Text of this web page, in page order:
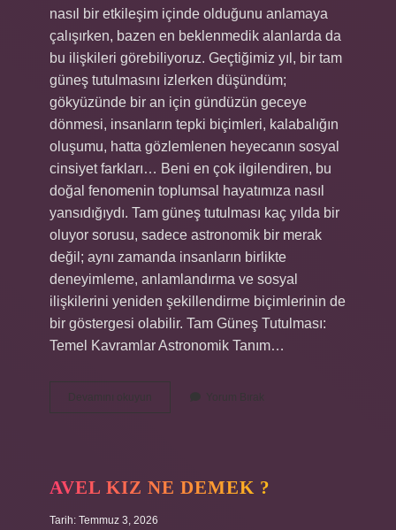
nasıl bir etkileşim içinde olduğunu anlamaya
çalışırken, bazen en beklenmedik alanlarda da
bu ilişkileri görebiliyoruz. Geçtiğimiz yıl, bir tam
güneş tutulmasını izlerken düşündüm;
gökyüzünde bir an için gündüzün geceye
dönmesi, insanların tepki biçimleri, kalabalığın
oluşumu, hatta gözlemlenen heyecanın sosyal
cinsiyet farkları… Beni en çok ilgilendiren, bu
doğal fenomenin toplumsal hayatımıza nasıl
yansıdığıydı. Tam güneş tutulması kaç yılda bir
oluyor sorusu, sadece astronomik bir merak
değil; aynı zamanda insanların birlikte
deneyimleme, anlamlandırma ve sosyal
ilişkilerini yeniden şekillendirme biçimlerinin de
bir göstergesi olabilir. Tam Güneş Tutulması:
Temel Kavramlar Astronomik Tanım…
Devamını okuyun
9
Yorum Bırak
AVEL KIZ NE DEMEK ?
Tarih: Temmuz 3, 2026